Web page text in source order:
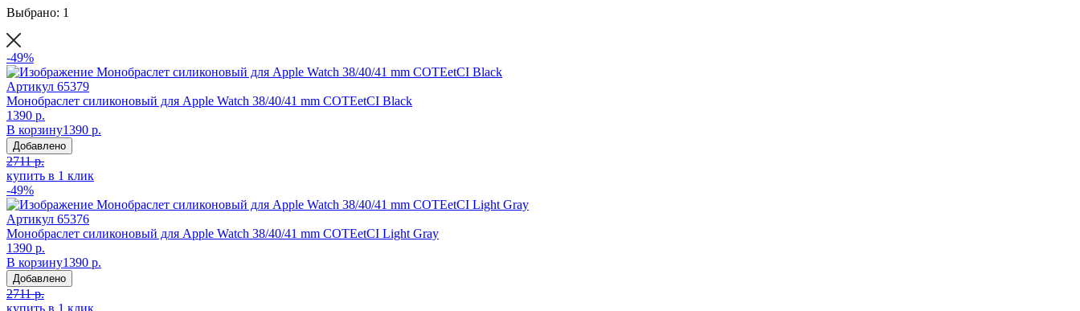
Выбрано: 1
-49%
Артикул 65379
Монобраслет силиконовый для Apple Watch 38/40/41 mm COTEetCI Black
1390 р.
В корзину1390 р.
Добавлено
2711 р.
купить в 1 клик
-49%
Артикул 65376
Монобраслет силиконовый для Apple Watch 38/40/41 mm COTEetCI Light Gray
1390 р.
В корзину1390 р.
Добавлено
2711 р.
купить в 1 клик